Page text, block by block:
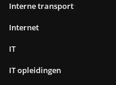
Interne transport
Internet
IT
IT opleidingen